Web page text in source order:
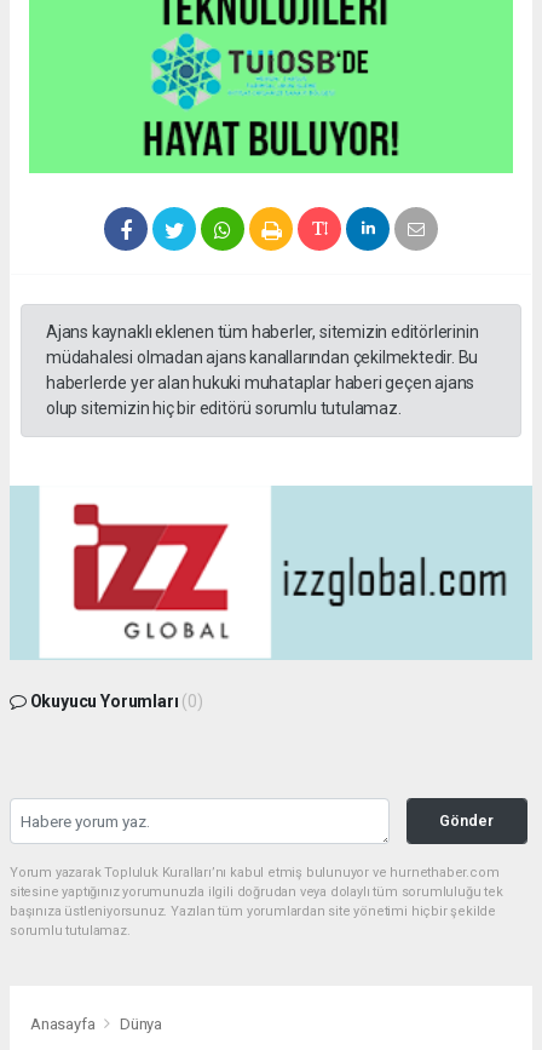
Ajans kaynaklı eklenen tüm haberler, sitemizin editörlerinin
müdahalesi olmadan ajans kanallarından çekilmektedir. Bu
haberlerde yer alan hukuki muhataplar haberi geçen ajans
olup sitemizin hiç bir editörü sorumlu tutulamaz.
Okuyucu Yorumları (0)
Gönder
Yorum yazarak Topluluk Kuralları’nı kabul etmiş bulunuyor ve hurnethaber.com
sitesine yaptığınız yorumunuzla ilgili doğrudan veya dolaylı tüm sorumluluğu tek
başınıza üstleniyorsunuz. Yazılan tüm yorumlardan site yönetimi hiçbir şekilde
sorumlu tutulamaz.
Anasayfa Dünya